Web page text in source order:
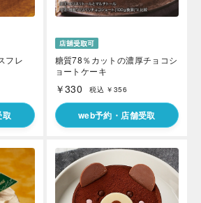
フレ
糖質78％カットの濃厚チョコシ
ョートケーキ
￥330 税込 ￥356
web予約・店舗受取